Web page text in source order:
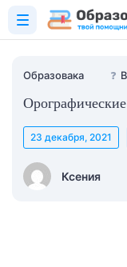
Образовака ❓
Ксения
23 декабря, 2021